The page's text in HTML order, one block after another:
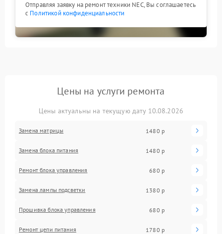
Отправляя заявку на ремонт техники NEC, Вы соглашаетесь
с Политикой конфиденциальности
Цены на услуги ремонта
Цены актуальны на текущую дату 10.08.2026
Замена матрицы 1480 р
Замена блока питания 1480 р
Ремонт блока управления 680 р
Замена лампы подсветки 1380 р
Прошивка блока управления 680 р
Ремонт цепи питания 1780 р